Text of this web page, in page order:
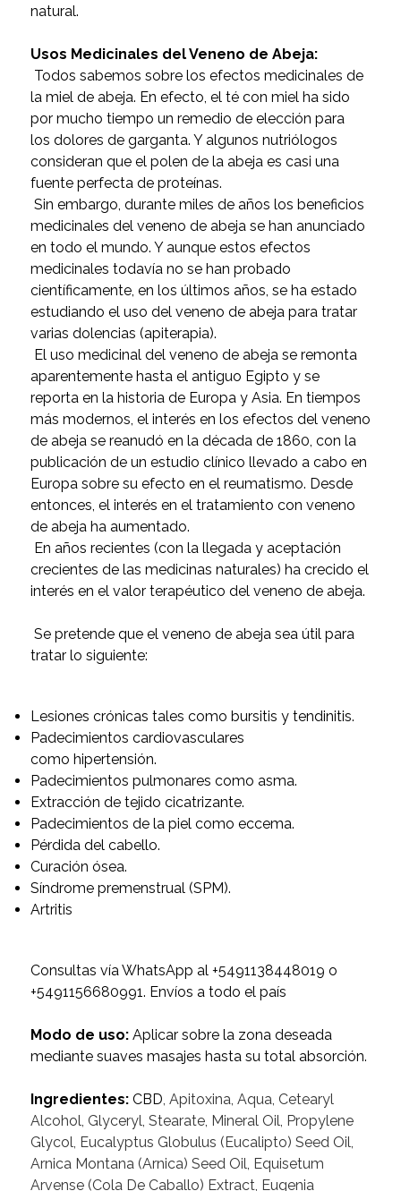
natural.
Usos Medicinales del Veneno de Abeja:
Todos sabemos sobre los efectos medicinales de
la miel de abeja. En efecto, el té con miel ha sido
por mucho tiempo un remedio de elección para
los dolores de garganta. Y algunos nutriólogos
consideran que el polen de la abeja es casi una
fuente perfecta de proteínas.
Sin embargo, durante miles de años los beneficios
medicinales del veneno de abeja se han anunciado
en todo el mundo. Y aunque estos efectos
medicinales todavía no se han probado
científicamente, en los últimos años, se ha estado
estudiando el uso del veneno de abeja para tratar
varias dolencias (apiterapia).
El uso medicinal del veneno de abeja se remonta
aparentemente hasta el antiguo Egipto y se
reporta en la historia de Europa y Asia. En tiempos
más modernos, el interés en los efectos del veneno
de abeja se reanudó en la década de 1860, con la
publicación de un estudio clínico llevado a cabo en
Europa sobre su efecto en el reumatismo. Desde
entonces, el interés en el tratamiento con veneno
de abeja ha aumentado.
En años recientes (con la llegada y aceptación
crecientes de las medicinas naturales) ha crecido el
interés en el valor terapéutico del veneno de abeja.
Se pretende que el veneno de abeja sea útil para
tratar lo siguiente:
Lesiones crónicas tales como bursitis y tendinitis.
Padecimientos cardiovasculares
como hipertensión.
Padecimientos pulmonares como asma.
Extracción de tejido cicatrizante.
Padecimientos de la piel como eccema.
Pérdida del cabello.
Curación ósea.
Síndrome premenstrual (SPM).
Artritis
Consultas vía WhatsApp al +5491138448019 o
+5491156680991. Envíos a todo el país
Modo de uso:Aplicar sobre la zona deseada
mediante suaves masajes hasta su total absorción.
Ingredientes: CBD, Apitoxina, Aqua, Cetearyl
Alcohol, Glyceryl, Stearate, Mineral Oil, Propylene
Glycol, Eucalyptus Globulus (Eucalipto) Seed Oil,
Arnica Montana (Arnica) Seed Oil, Equisetum
Arvense (Cola De Caballo) Extract, Eugenia